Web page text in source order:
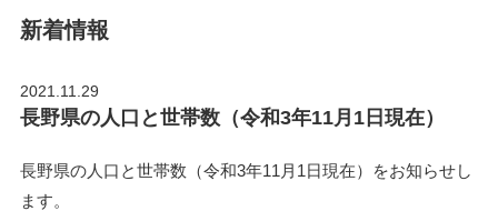
新着情報
2021.11.29
長野県の人口と世帯数（令和3年11月1日現在）
長野県の人口と世帯数（令和3年11月1日現在）をお知らせし
ます。